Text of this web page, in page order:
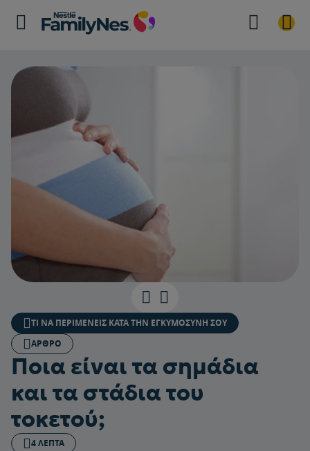
ΤΙ ΝΑ ΠΕΡΙΜΈΝΕΙΣ ΚΑΤΆ ΤΗΝ ΕΓΚΥΜΟΣΎΝΗ ΣΟΥ
ΆΡΘΡΟ
Ποια είναι τα σημάδια
και τα στάδια του
τοκετού;
4 ΛΕΠΤΆ